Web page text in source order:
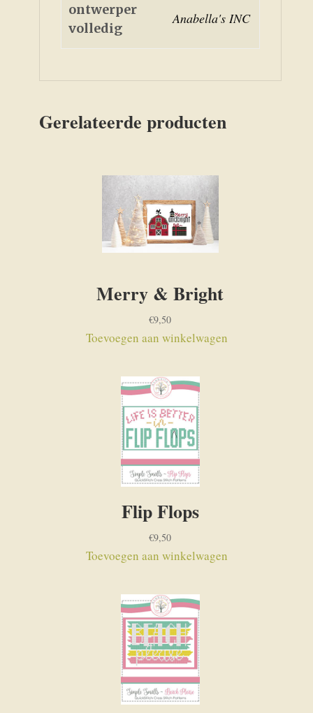
ontwerper
volledig
Anabella's INC
Gerelateerde producten
Merry & Bright
€9,50
Toevoegen aan winkelwagen
Flip Flops
€9,50
Toevoegen aan winkelwagen